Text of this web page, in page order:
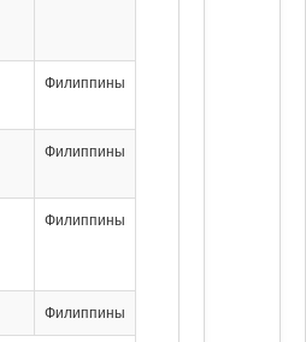
Филиппины
Филиппины
Филиппины
Филиппины